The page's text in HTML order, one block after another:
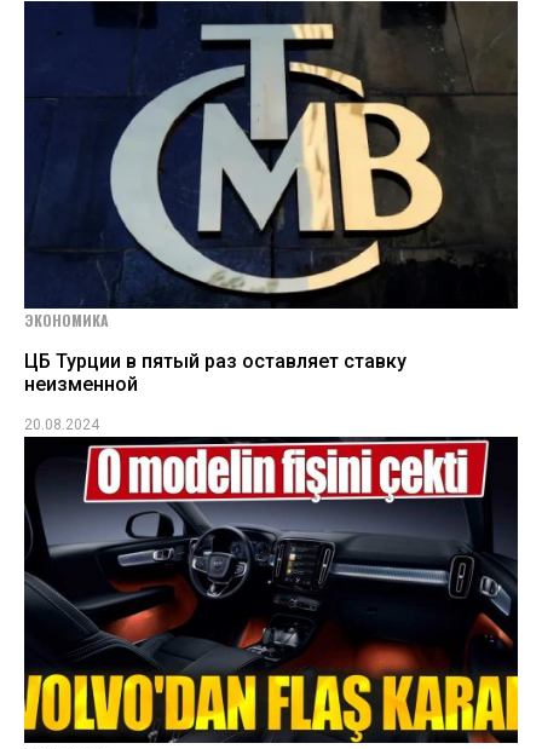
ЭКОНОМИКА
ЦБ Турции в пятый раз оставляет ставку
неизменной
20.08.2024